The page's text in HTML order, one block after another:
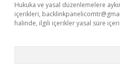
Hukuka ve yasal düzenlemelere
içerikleri,
halinde, ilgili içerikler yasal süre